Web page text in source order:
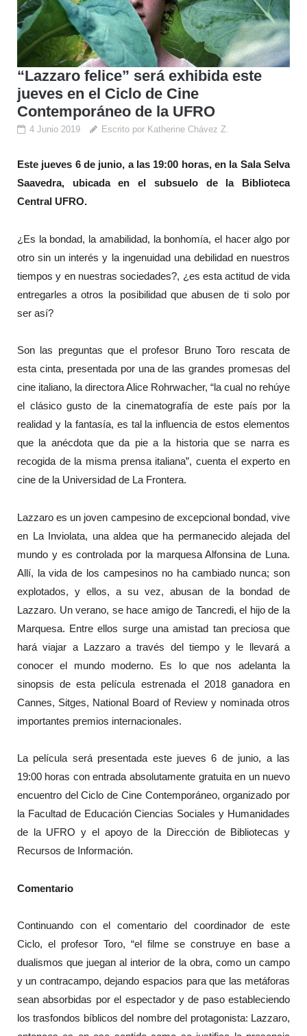
“Lazzaro felice” será exhibida este
jueves en el Ciclo de Cine
Contemporáneo de la UFRO
4 Junio 2019 Escrito por Katherine Chávez Z.
Este jueves 6 de junio, a las 19:00 horas, en la Sala Selva
Saavedra, ubicada en el subsuelo de la Biblioteca
Central UFRO.
¿Es la bondad, la amabilidad, la bonhomía, el hacer algo por
otro sin un interés y la ingenuidad una debilidad en nuestros
tiempos y en nuestras sociedades?, ¿es esta actitud de vida
entregarles a otros la posibilidad que abusen de ti solo por
ser así?
Son las preguntas que el profesor Bruno Toro rescata de
esta cinta, presentada por una de las grandes promesas del
cine italiano, la directora Alice Rohrwacher, “la cual no rehúye
el clásico gusto de la cinematografía de este país por la
realidad y la fantasía, es tal la influencia de estos elementos
que la anécdota que da pie a la historia que se narra es
recogida de la misma prensa italiana”, cuenta el experto en
cine de la Universidad de La Frontera.
Lazzaro es un joven campesino de excepcional bondad, vive
en La Inviolata, una aldea que ha permanecido alejada del
mundo y es controlada por la marquesa Alfonsina de Luna.
Allí, la vida de los campesinos no ha cambiado nunca; son
explotados, y ellos, a su vez, abusan de la bondad de
Lazzaro. Un verano, se hace amigo de Tancredi, el hijo de la
Marquesa. Entre ellos surge una amistad tan preciosa que
hará viajar a Lazzaro a través del tiempo y le llevará a
conocer el mundo moderno. Es lo que nos adelanta la
sinopsis de esta película estrenada el 2018 ganadora en
Cannes, Sitges, National Board of Review y nominada otros
importantes premios internacionales.
La película será presentada este jueves 6 de junio, a las
19:00 horas con entrada absolutamente gratuita en un nuevo
encuentro del Ciclo de Cine Contemporáneo, organizado por
la Facultad de Educación Ciencias Sociales y Humanidades
de la UFRO y el apoyo de la Dirección de Bibliotecas y
Recursos de Información.
Comentario
Continuando con el comentario del coordinador de este
Ciclo, el profesor Toro, “el filme se construye en base a
dualismos que juegan al interior de la obra, como un campo
y un contracampo, dejando espacios para que las metáforas
sean absorbidas por el espectador y de paso estableciendo
los trasfondos bíblicos del nombre del protagonista: Lazzaro,